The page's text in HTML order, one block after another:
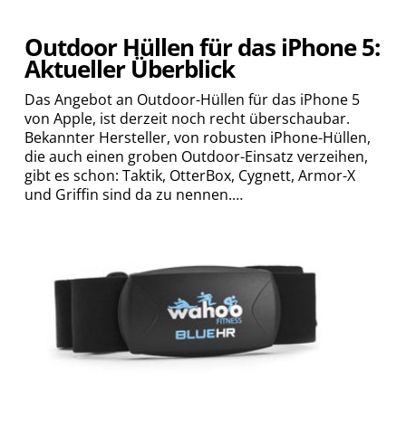
Outdoor Hüllen für das iPhone 5:
Aktueller Überblick
Das Angebot an Outdoor-Hüllen für das iPhone 5
von Apple, ist derzeit noch recht überschaubar.
Bekannter Hersteller, von robusten iPhone-Hüllen,
die auch einen groben Outdoor-Einsatz verzeihen,
gibt es schon: Taktik, OtterBox, Cygnett, Armor-X
und Griffin sind da zu nennen.…